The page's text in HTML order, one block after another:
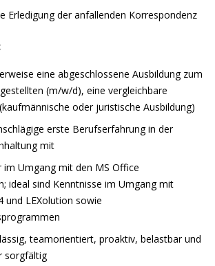
Erledigung der anfallenden Korrespondenz
eine abgeschlossene Ausbildung zum
(m/w/d), eine vergleichbare
oder juristische Ausbildung)
erste Berufserfahrung in der
mit
im Umgang mit den MS Office
ideal sind Kenntnisse im Umgang mit
und LEXolution sowie
teamorientiert, proaktiv, belastbar und
sorgfältig